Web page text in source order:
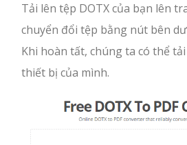
Tải lên tệp DOTX của bạn lên
chuyển đổi tệp bằng nút bên
Khi hoàn tất, chúng ta có thể
thiết bị của mình.